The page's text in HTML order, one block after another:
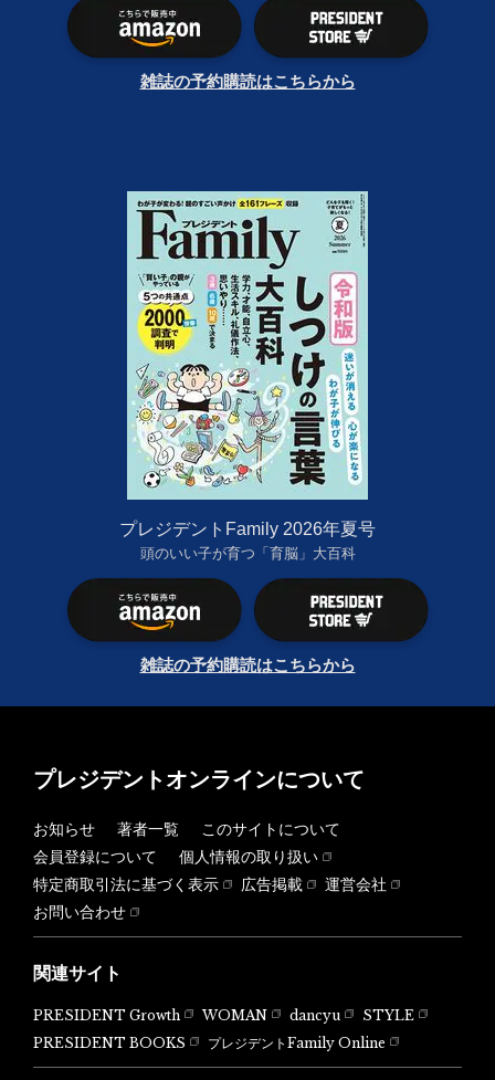
雑誌の予約購読はこちらから
プレジデントFamily 2026年夏号
頭のいい子が育つ「育脳」大百科
雑誌の予約購読はこちらから
プレジデントオンラインについて
お知らせ 著者一覧
このサイトについて
会員登録について
個人情報の取り扱い
特定商取引法に基づく表示
広告掲載
運営会社
お問い合わせ
関連サイト
PRESIDENT Growth WOMAN dancyu
STYLE
PRESIDENT BOOKS
プレジデントFamily Online